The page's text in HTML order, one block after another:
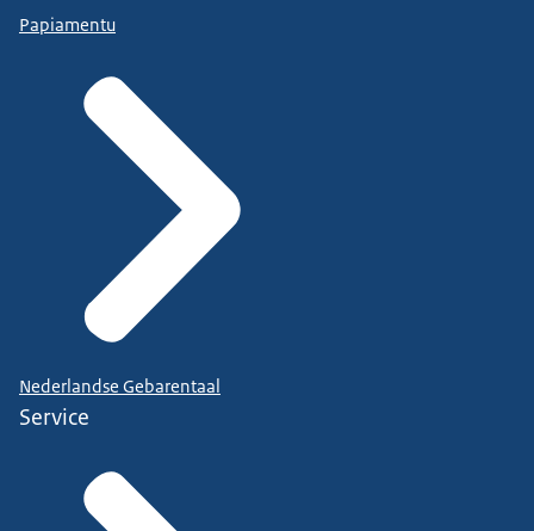
Papiamentu
Nederlandse Gebarentaal
Service